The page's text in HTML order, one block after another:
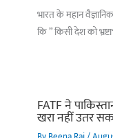
भारत के महान
कि ” किसी देश को
FATF ने
खरा नहीं उतर